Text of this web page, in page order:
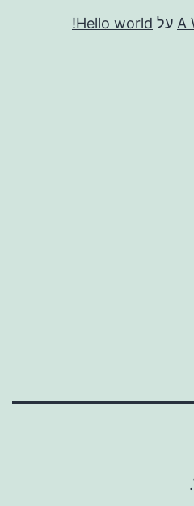
A על Hello world!
.